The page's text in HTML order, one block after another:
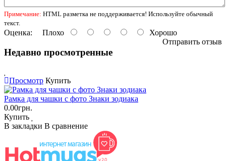
Примечание: HTML разметка не поддерживается! Используйте обычный
текст.
Оценка: Плохо
Хорошо
Отправить отзыв
Недавно просмотренные
Просмотр Купить
Рамка для чашки с фото Знаки зодиака
0.00грн.
Купить
В закладки В сравнение